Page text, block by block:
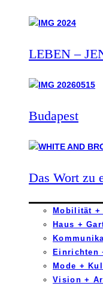
LEBEN –
Budapest
Das Wort zu
Mobilität +
Haus +
Einrichten
Mode +
Vision +